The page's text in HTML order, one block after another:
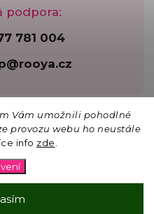
Vám umožnili pohodlné
provozu webu ho neustále
info zde
podpora:
781 004
cookies
Design